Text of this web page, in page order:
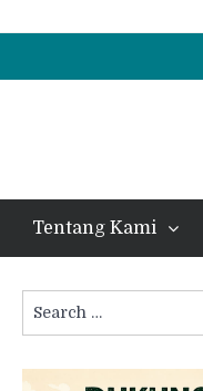
Tentang Kami
for: